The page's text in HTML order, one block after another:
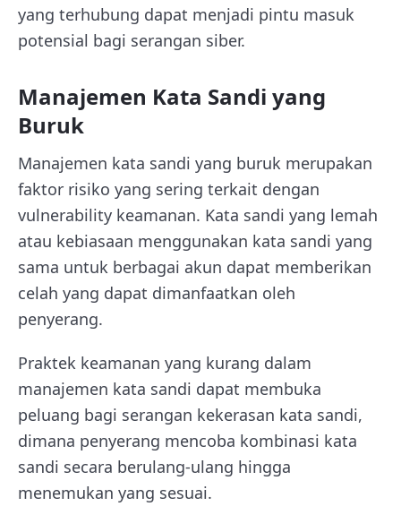
yang terhubung dapat menjadi pintu masuk
potensial bagi serangan siber.
Manajemen Kata Sandi yang
Buruk
Manajemen kata sandi yang buruk merupakan
faktor risiko yang sering terkait dengan
vulnerability keamanan. Kata sandi yang lemah
atau kebiasaan menggunakan kata sandi yang
sama untuk berbagai akun dapat memberikan
celah yang dapat dimanfaatkan oleh
penyerang.
Praktek keamanan yang kurang dalam
manajemen kata sandi dapat membuka
peluang bagi serangan kekerasan kata sandi,
dimana penyerang mencoba kombinasi kata
sandi secara berulang-ulang hingga
menemukan yang sesuai.